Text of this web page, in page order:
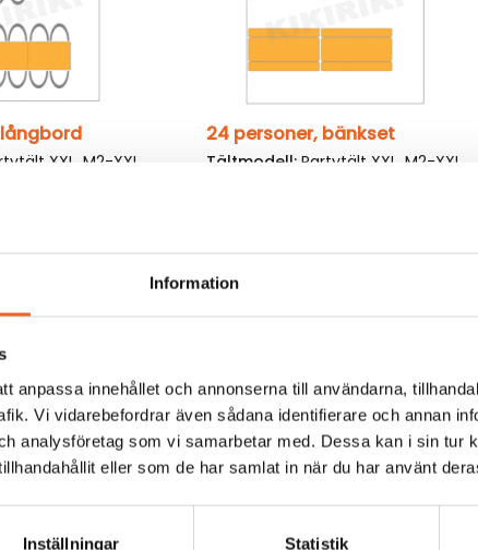
Information
anpassa innehållet och annonserna till användarna,
Vi vidarebefordrar även sådana identifierare och annan
analysföretag som vi samarbetar med. Dessa kan i sin tur
eller som de har samlat in när du har använt
Inställningar Statistik
XXL ,M2-XXL
24 personer, bänkset
Tältmodell: Partytält XXL ,M2-XXL
XXL,M2-XXL
Tältmodell: Partytält XXL